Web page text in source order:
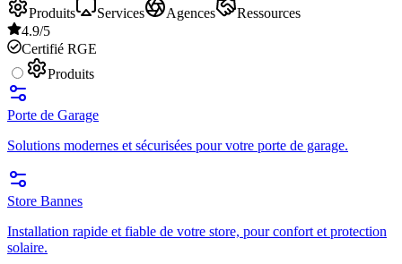
Produits
Services Agences
Ressources
4.9/5
Certifié RGE
Produits
Porte de Garage
Solutions modernes et sécurisées pour votre porte de garage.
Store Bannes
Installation rapide et fiable de votre store, pour confort et protection
solaire.